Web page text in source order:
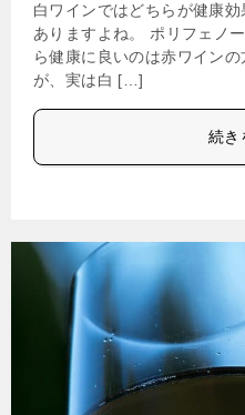
白ワインではどちらが健康
ありますよね。 ポリフェノ
ら健康に良いのは赤ワイン
が、実は白 […]
続き